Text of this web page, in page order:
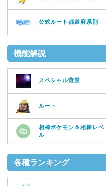
公式ルート都道府県別
機能解説
スペシャル背景
ルート
相棒ポケモン＆相棒レベ
ル
各種ランキング